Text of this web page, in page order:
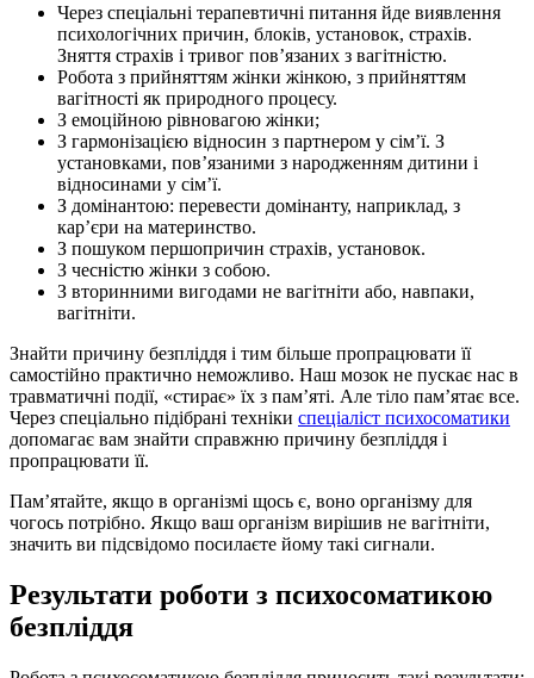
Через спеціальні терапевтичні питання йде виявлення
психологічних причин, блоків, установок, страхів.
Зняття страхів і тривог повʼязаних з вагітністю.
Робота з прийняттям жінки жінкою, з прийняттям
вагітності як природного процесу.
З емоційною рівновагою жінки;
З гармонізацією відносин з партнером у сімʼї. З
установками, повʼязаними з народженням дитини і
відносинами у сімʼї.
З домінантою: перевести домінанту, наприклад, з
карʼєри на материнство.
З пошуком першопричин страхів, установок.
З чесністю жінки з собою.
З вторинними вигодами не вагітніти або, навпаки,
вагітніти.
Знайти причину безпліддя і тим більше пропрацювати її
самостійно практично неможливо. Наш мозок не пускає нас в
травматичні події, «стирає» їх з памʼяті. Але тіло памʼятає все.
Через спеціально підібрані техніки спеціаліст психосоматики
допомагає вам знайти справжню причину безпліддя і
пропрацювати її.
Памʼятайте, якщо в організмі щось є, воно організму для
чогось потрібно. Якщо ваш організм вирішив не вагітніти,
значить ви підсвідомо посилаєте йому такі сигнали.
Результати роботи з психосоматикою
безпліддя